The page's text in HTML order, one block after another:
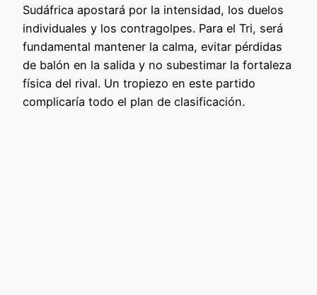
Sudáfrica apostará por la intensidad, los duelos
individuales y los contragolpes. Para el Tri, será
fundamental mantener la calma, evitar pérdidas
de balón en la salida y no subestimar la fortaleza
física del rival. Un tropiezo en este partido
complicaría todo el plan de clasificación.